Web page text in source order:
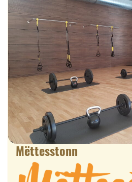
Mëttesstonn